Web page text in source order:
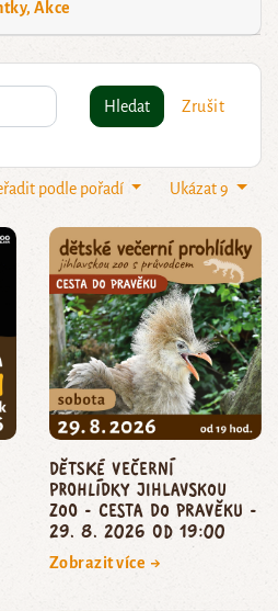
Akce
Hledat Zrušit
Ukázat 9
podle pořadí
dětské večerní
prohlídky jihlavskou
zoo - CESTA DO PRAVĚKU -
29. 8. 2026 od 19:00
Zobrazit více →